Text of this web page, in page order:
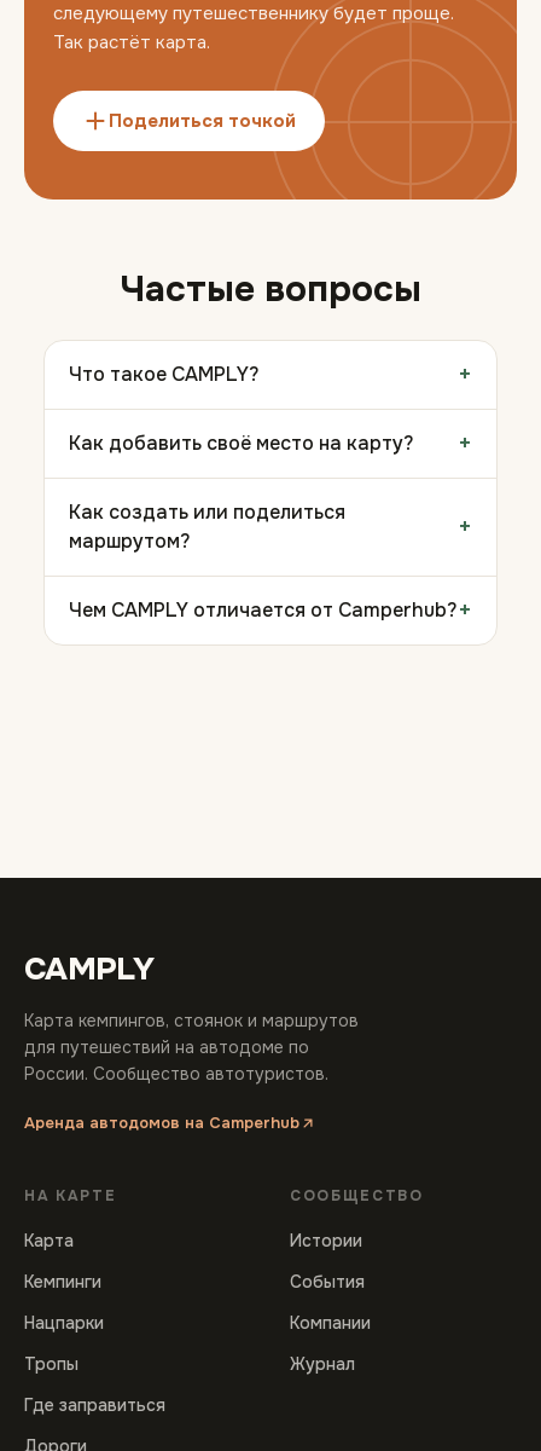
следующему путешественнику будет проще.
Так растёт карта.
Поделиться точкой
Частые вопросы
Что такое CAMPLY? +
Как добавить своё место на карту? +
Как создать или поделиться
маршрутом?
+
Чем CAMPLY отличается от Camperhub?+
CAMPLY
Карта кемпингов, стоянок и маршрутов
для путешествий на автодоме по
России. Сообщество автотуристов.
Аренда автодомов на Camperhub
НА КАРТЕ
Карта
Кемпинги
Нацпарки
Тропы
Где заправиться
Дороги
СООБЩЕСТВО
Истории
События
Компании
Журнал